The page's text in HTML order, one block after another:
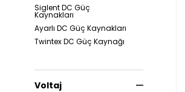
Siglent DC Güç
Kaynakları
Ayarlı DC Güç Kaynakları
Twintex DC Güç Kaynağı
Voltaj